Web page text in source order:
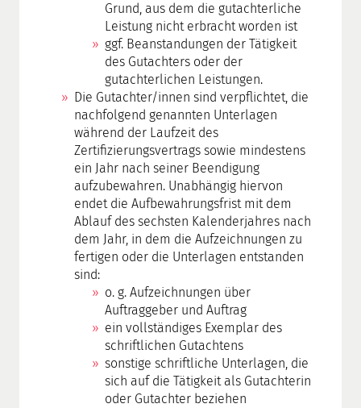
Grund, aus dem die gutachterliche
Leistung nicht erbracht worden ist
ggf. Beanstandungen der Tätigkeit
des Gutachters oder der
gutachterlichen Leistungen.
Die Gutachter/innen sind verpflichtet, die
nachfolgend genannten Unterlagen
während der Laufzeit des
Zertifizierungsvertrags sowie mindestens
ein Jahr nach seiner Beendigung
aufzubewahren. Unabhängig hiervon
endet die Aufbewahrungsfrist mit dem
Ablauf des sechsten Kalenderjahres nach
dem Jahr, in dem die Aufzeichnungen zu
fertigen oder die Unterlagen entstanden
sind:
o. g. Aufzeichnungen über
Auftraggeber und Auftrag
ein vollständiges Exemplar des
schriftlichen Gutachtens
sonstige schriftliche Unterlagen, die
sich auf die Tätigkeit als Gutachterin
oder Gutachter beziehen